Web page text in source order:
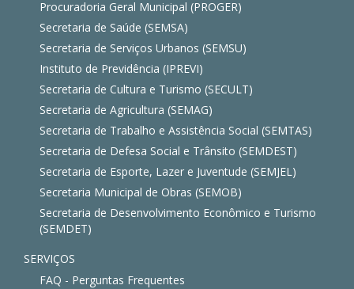
Procuradoria Geral Municipal (PROGER)
Secretaria de Saúde (SEMSA)
Secretaria de Serviços Urbanos (SEMSU)
Instituto de Previdência (IPREVI)
Secretaria de Cultura e Turismo (SECULT)
Secretaria de Agricultura (SEMAG)
Secretaria de Trabalho e Assistência Social (SEMTAS)
Secretaria de Defesa Social e Trânsito (SEMDEST)
Secretaria de Esporte, Lazer e Juventude (SEMJEL)
Secretaria Municipal de Obras (SEMOB)
Secretaria de Desenvolvimento Econômico e Turismo
(SEMDET)
SERVIÇOS
FAQ - Perguntas Frequentes